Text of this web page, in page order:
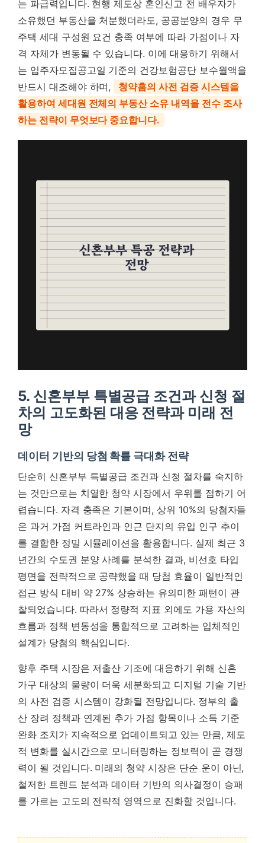
는 파급력입니다. 현행 제도상 혼인신고 전 배우자가
소유했던 부동산을 처분했더라도, 공공분양의 경우 무
주택 세대 구성원 요건 충족 여부에 따라 가점이나 자
격 자체가 변동될 수 있습니다. 이에 대응하기 위해서
는 입주자모집공고일 기준의 건강보험공단 보수월액을
반드시 대조해야 하며,
청약홈의 사전 검증 시스템을
활용하여 세대원 전체의 부동산 소유 내역을 전수 조사
하는 전략이 무엇보다 중요합니다.
5. 신혼부부 특별공급 조건과 신청 절
차의 고도화된 대응 전략과 미래 전
망
데이터 기반의 당첨 확률 극대화 전략
단순히 신혼부부 특별공급 조건과 신청 절차를 숙지하
는 것만으로는 치열한 청약 시장에서 우위를 점하기 어
렵습니다. 자격 충족은 기본이며, 상위 10%의 당첨자들
은 과거 가점 커트라인과 인근 단지의 유입 인구 추이
를 결합한 정밀 시뮬레이션을 활용합니다. 실제 최근 3
년간의 수도권 분양 사례를 분석한 결과, 비선호 타입
평면을 전략적으로 공략했을 때 당첨 효율이 일반적인
접근 방식 대비 약 27% 상승하는 유의미한 패턴이 관
찰되었습니다. 따라서 정량적 지표 외에도 가용 자산의
흐름과 정책 변동성을 통합적으로 고려하는 입체적인
설계가 당첨의 핵심입니다.
향후 주택 시장은 저출산 기조에 대응하기 위해 신혼
가구 대상의 물량이 더욱 세분화되고 디지털 기술 기반
의 사전 검증 시스템이 강화될 전망입니다. 정부의 출
산 장려 정책과 연계된 추가 가점 항목이나 소득 기준
완화 조치가 지속적으로 업데이트되고 있는 만큼, 제도
적 변화를 실시간으로 모니터링하는 정보력이 곧 경쟁
력이 될 것입니다. 미래의 청약 시장은 단순 운이 아닌,
철저한 트렌드 분석과 데이터 기반의 의사결정이 승패
를 가르는 고도의 전략적 영역으로 진화할 것입니다.